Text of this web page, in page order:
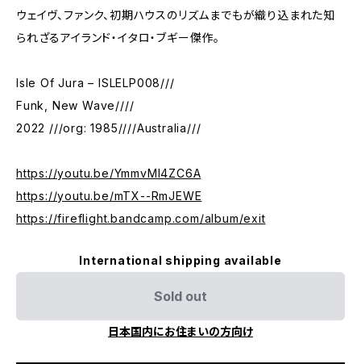
ウェイヴ、ファンク、初期ハウスのリズムまでもが織り込まれた知
られざるアイランド・イタロ・ブギー傑作。
Isle Of Jura – ISLELP008///
Funk, New Wave////
2022 ///org: 1985////Australia///
https://youtu.be/YmmvMI4ZC6A
https://youtu.be/mTX--RmJEWE
https://fireflight.bandcamp.com/album/exit
International shipping available
Sold out
日本国内にお住まいの方向け